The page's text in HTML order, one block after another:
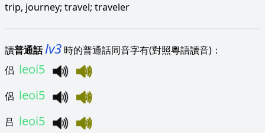
trip, journey; travel; traveler
讀普通話lv3 時的普通話同音字有(對照粵語讀音)：
侣 leoi5
侶 leoi5
吕 leoi5